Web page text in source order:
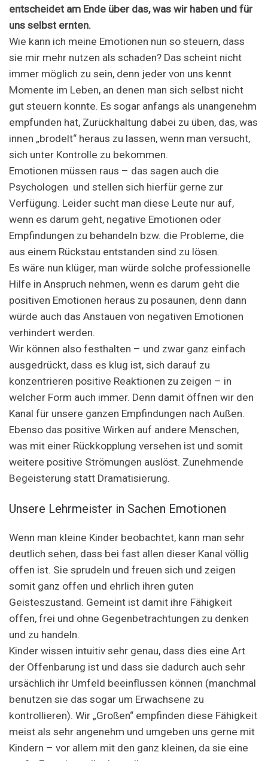
entscheidet am Ende über das, was wir haben und für
uns selbst ernten.
Wie kann ich meine Emotionen nun so steuern, dass
sie mir mehr nutzen als schaden? Das scheint nicht
immer möglich zu sein, denn jeder von uns kennt
Momente im Leben, an denen man sich selbst nicht
gut steuern konnte. Es sogar anfangs als unangenehm
empfunden hat, Zurückhaltung dabei zu üben, das, was
innen „brodelt“ heraus zu lassen, wenn man versucht,
sich unter Kontrolle zu bekommen.
Emotionen müssen raus – das sagen auch die
Psychologen und stellen sich hierfür gerne zur
Verfügung. Leider sucht man diese Leute nur auf,
wenn es darum geht, negative Emotionen oder
Empfindungen zu behandeln bzw. die Probleme, die
aus einem Rückstau entstanden sind zu lösen.
Es wäre nun klüger, man würde solche professionelle
Hilfe in Anspruch nehmen, wenn es darum geht die
positiven Emotionen heraus zu posaunen, denn dann
würde auch das Anstauen von negativen Emotionen
verhindert werden.
Wir können also festhalten – und zwar ganz einfach
ausgedrückt, dass es klug ist, sich darauf zu
konzentrieren positive Reaktionen zu zeigen – in
welcher Form auch immer. Denn damit öffnen wir den
Kanal für unsere ganzen Empfindungen nach Außen.
Ebenso das positive Wirken auf andere Menschen,
was mit einer Rückkopplung versehen ist und somit
weitere positive Strömungen auslöst. Zunehmende
Begeisterung statt Dramatisierung.
Unsere Lehrmeister in Sachen Emotionen
Wenn man kleine Kinder beobachtet, kann man sehr
deutlich sehen, dass bei fast allen dieser Kanal völlig
offen ist. Sie sprudeln und freuen sich und zeigen
somit ganz offen und ehrlich ihren guten
Geisteszustand. Gemeint ist damit ihre Fähigkeit
offen, frei und ohne Gegenbetrachtungen zu denken
und zu handeln.
Kinder wissen intuitiv sehr genau, dass dies eine Art
der Offenbarung ist und dass sie dadurch auch sehr
ursächlich ihr Umfeld beeinflussen können (manchmal
benutzen sie das sogar um Erwachsene zu
kontrollieren). Wir „Großen“ empfinden diese Fähigkeit
meist als sehr angenehm und umgeben uns gerne mit
Kindern – vor allem mit den ganz kleinen, da sie eine